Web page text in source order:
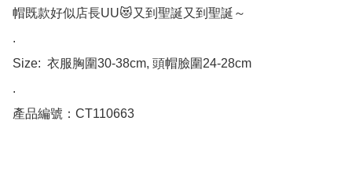
帽既款好似店長UU😻又到聖誕又到聖誕～
.
Size:  衣服胸圍30-38cm, 頭帽臉圍24-28cm
.
產品編號：CT110663